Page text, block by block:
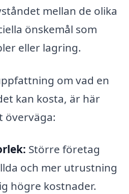
mellan de olika
önskemål som
eller lagring.
om vad en
kan kosta, är här
överväga:
Större företag
och mer utrustning
högre kostnader.